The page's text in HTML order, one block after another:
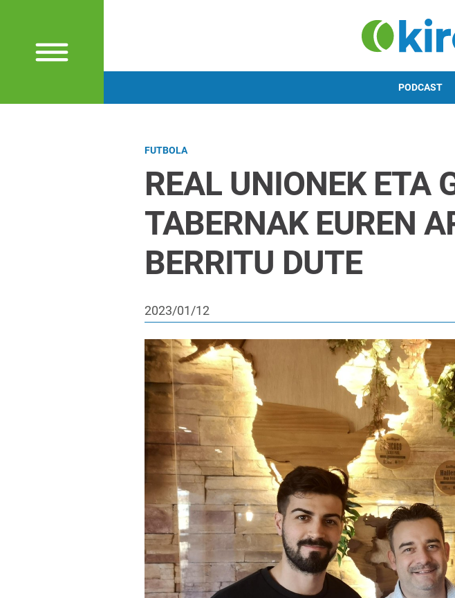
PODCAST
FUTBOLA
REAL UNIONEK ETA
TABERNAK EUREN
BERRITU DUTE
2023/01/12